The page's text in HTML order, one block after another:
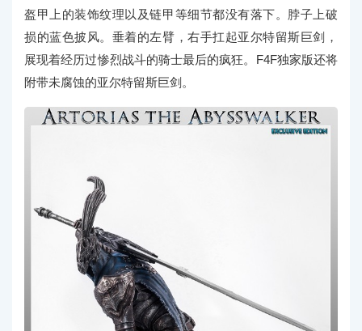
盔甲上的装饰纹理以及链甲等细节都没有落下。脖子上破
损的蓝色披风。垂着的左臂，右手扛起亚尔特留斯巨剑，
展现着经历过惨烈战斗的骑士最后的疯狂。F4F独家版还将
附带未腐蚀的亚尔特留斯巨剑。